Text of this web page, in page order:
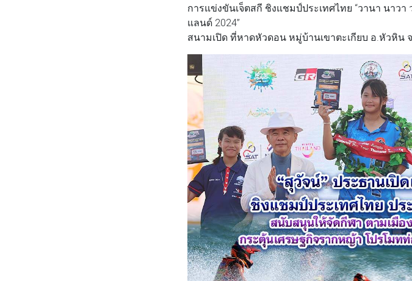
การแข่งขันเจ็ตสกี ชิงแชมป์ประเทศไทย “วานา นาวา
แลนด์ 2024”
สนามเปิด ที่หาดหัวดอน หมู่บ้านเขาตะเกียบ อ.หัวหิ